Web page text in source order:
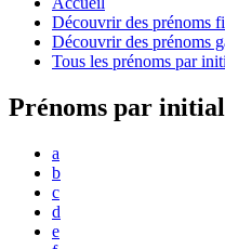
Découvrir des prénoms
Découvrir des prénoms
Tous les prénoms par
Prénoms par
a
b
c
d
e